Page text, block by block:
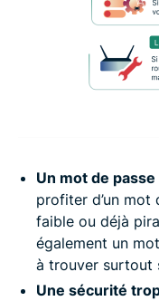
Un mot de
profiter d’un
faible ou déjà
également un
à trouver surtout
Une sécurité